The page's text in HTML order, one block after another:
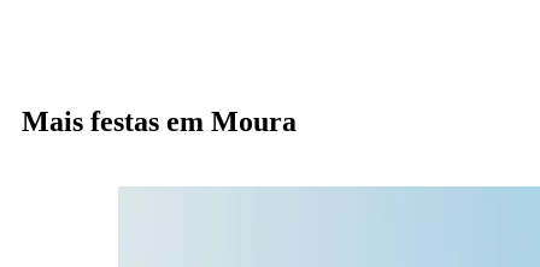
Mais festas em Moura